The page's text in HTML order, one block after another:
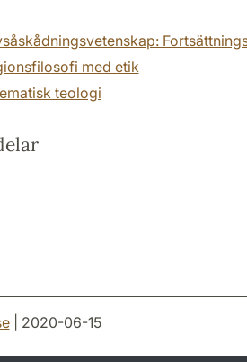
med etik
teologi
| 2020-06-15